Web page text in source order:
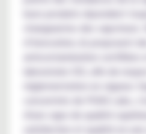
changeantes des
anticontamination certifiées
réglementation en vigueur.
concentrés de PGVG Labs,
d'une vape de qualité